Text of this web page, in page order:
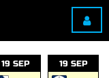
19 SEP 19 SEP